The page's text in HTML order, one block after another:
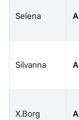
Selena A
Silvanna A
X.Borg A